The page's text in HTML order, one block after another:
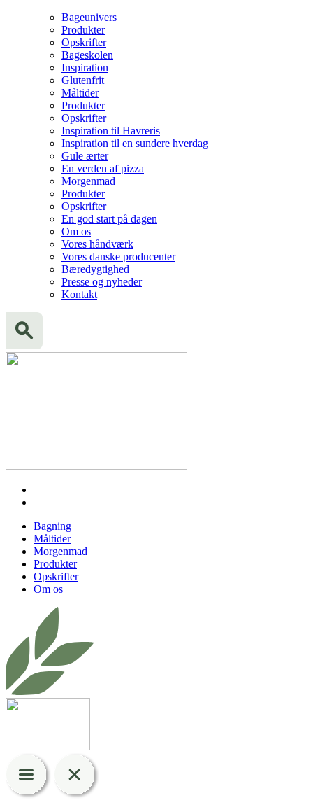
Bageunivers
Produkter
Opskrifter
Bageskolen
Inspiration
Glutenfrit
Måltider
Produkter
Opskrifter
Inspiration til Havreris
Inspiration til en sundere hverdag
Gule ærter
En verden af pizza
Morgenmad
Produkter
Opskrifter
En god start på dagen
Om os
Vores håndværk
Vores danske producenter
Bæredygtighed
Presse og nyheder
Kontakt
Bagning
Måltider
Morgenmad
Produkter
Opskrifter
Om os